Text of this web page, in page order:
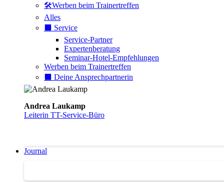
🛠️Werben beim Trainertreffen
Alles
⬛️ Service
Service-Partner
Expertenberatung
Seminar-Hotel-Empfehlungen
Werben beim Trainertreffen
⬛️ Deine Ansprechpartnerin
Andrea Laukamp
Leiterin TT-Service-Büro
Journal